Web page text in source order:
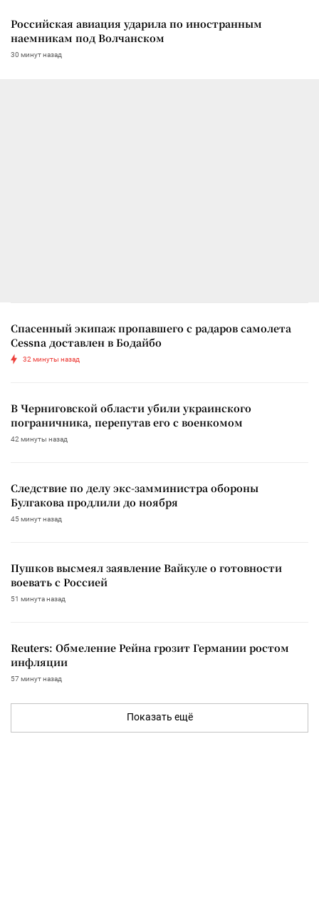
Российская авиация ударила по иностранным
наемникам под Волчанском
30 минут назад
Спасенный экипаж пропавшего с радаров самолета
Cessna доставлен в Бодайбо
32 минуты назад
В Черниговской области убили украинского
пограничника, перепутав его с военкомом
42 минуты назад
Следствие по делу экс-замминистра обороны
Булгакова продлили до ноября
45 минут назад
Пушков высмеял заявление Вайкуле о готовности
воевать с Россией
51 минута назад
Reuters: Обмеление Рейна грозит Германии ростом
инфляции
57 минут назад
Показать ещё